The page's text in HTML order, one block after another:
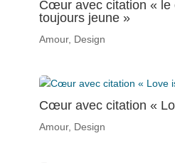
Cœur avec citation «
toujours jeune »
Amour, Design
Cœur avec citation «
Amour, Design